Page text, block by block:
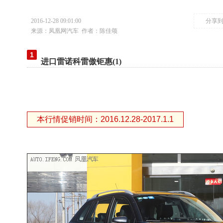
2016-12-28 09:01:00
分享
来源：凤凰网汽车 作者：陈佳颂
1
进口雷诺科雷傲钜惠(1)
本行情促销时间：2016.12.28-2017.1.1